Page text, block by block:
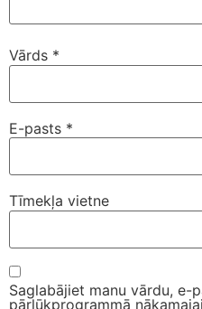
Vārds *
E-pasts *
Tīmekļa vietne
Saglabājiet manu vārdu, e-
pārlūkprogrammā